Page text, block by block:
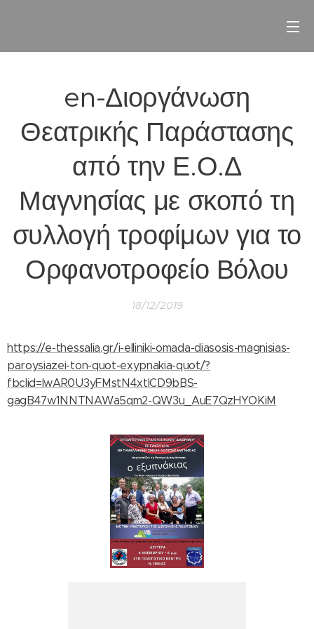
en-Διοργάνωση
Θεατρικής Παράστασης
από την Ε.Ο.Δ
Μαγνησίας με σκοπό τη
συλλογή τροφίμων για το
Ορφανοτροφείο Βόλου
18/12/2019
https://e-thessalia.gr/i-elliniki-omada-diasosis-magnisias-
paroysiazei-ton-quot-exypnakia-quot/?
fbclid=IwAR0U3yFMstN4xtlCD9bBS-
gagB47w1NNTNAWa5qm2-QW3u_AuE7QzHYOKiM